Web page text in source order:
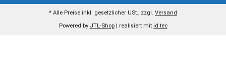
* Alle Preise inkl. gesetzlicher USt., zzgl. Versand
Powered by JTL-Shop | realisiert mit jd.tec